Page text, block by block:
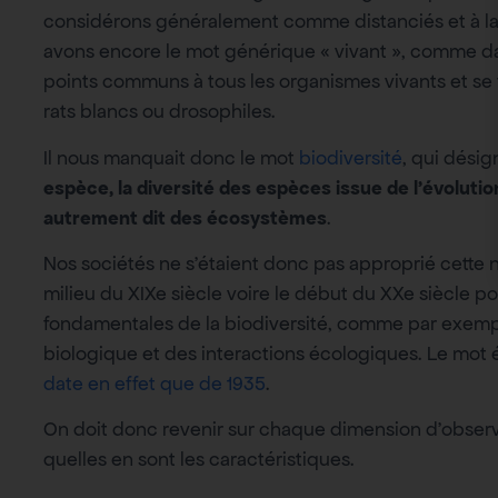
considérons généralement comme distanciés et à
avons encore le mot générique « vivant », comme
points communs à tous les organismes vivants et
rats blancs ou drosophiles.
Il nous manquait donc le mot biodiversité, qui
espèce, la diversité des espèces issue de
autrement dit des écosystèmes.
Nos sociétés ne s’étaient donc pas approprié cette
milieu du XIXe siècle voire le début du XXe siècle
fondamentales de la biodiversité, comme par
biologique et des interactions écologiques. Le
date en effet que de 1935.
On doit donc revenir sur chaque dimension
quelles en sont les caractéristiques.